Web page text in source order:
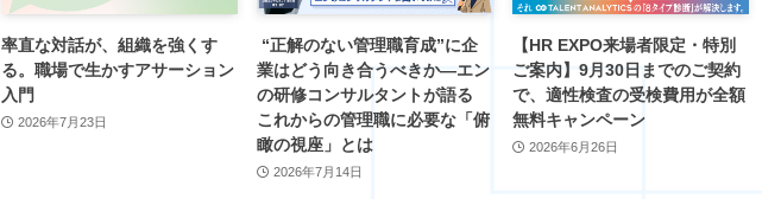
率直な対話が、組織を強くす
る。職場で生かすアサーション
入門
2026年7月23日
“正解のない管理職育成”に企
業はどう向き合うべきか―エン
の研修コンサルタントが語る
これからの管理職に必要な「俯
瞰の視座」とは
2026年7月14日
【HR EXPO来場者限定・特別
ご案内】9月30日までのご契約
で、適性検査の受検費用が全額
無料キャンペーン
2026年6月26日